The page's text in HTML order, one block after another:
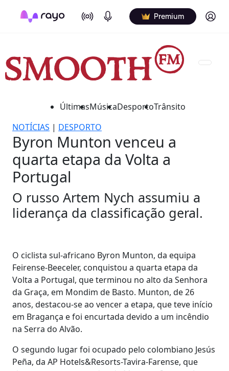
On Air Podcasts Premium Log in
ÚltimasMúsicaDesportoTrânsito
NOTÍCIAS | DESPORTO
Byron Munton venceu a
quarta etapa da Volta a
Portugal
O russo Artem Nych assumiu a
liderança da classificação geral.
O ciclista sul-africano Byron Munton, da equipa
Feirense-Beeceler, conquistou a quarta etapa da
Volta a Portugal, que terminou no alto da Senhora
da Graça, em Mondim de Basto. Munton, de 26
anos, destacou-se ao vencer a etapa, que teve início
em Bragança e foi encurtada devido a um incêndio
na Serra do Alvão.
O segundo lugar foi ocupado pelo colombiano Jesús
Peña, da AP Hotels&Resorts-Tavira-Farense, que